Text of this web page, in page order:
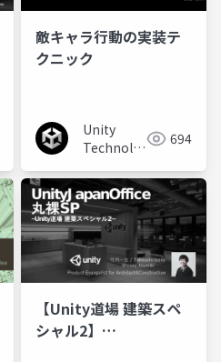
敵キャラ行動の実装テ
クニック
Unity
Technologies 694
【Unity道場 建築スペ
シャル2】